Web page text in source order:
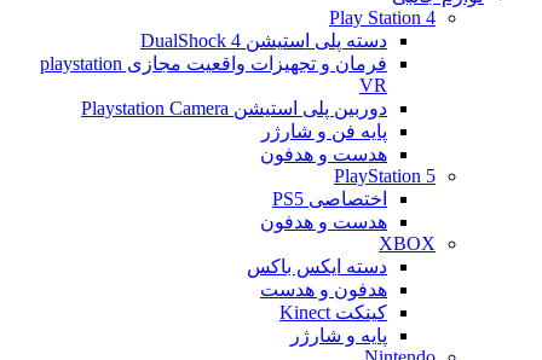
Play Station 4
دسته پلی استیشن 4 DualShock
فرمان و تجهیزات واقعیت مجازی playstation
VR
دوربین پلی استیشن Playstation Camera
پایه فن و شارژر
هدست و هدفون
PlayStation 5
اختصاصی PS5
هدست و هدفون
XBOX
دسته ایکس باکس
هدفون و هدست
کینکت Kinect
پایه و شارژر